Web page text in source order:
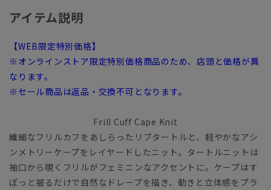
アイテム説明
【WEB限定特別価格】
※オンラインストア限定特別価格商品のため、店頭と価格が異
なります。
※セール商品は返品・交換不可となります。
Frill Cuff Cape Knit
繊細なフリルカフをあしらったリブタートルと、軽やかなアシ
ンメトリーケープをレイヤードしたニット。タートルニットは
袖口から覗くフリルがフェミニンなアクセントに。ケープはす
ぽっと被るだけで自然なドレープを描き、動きと立体感をプラ